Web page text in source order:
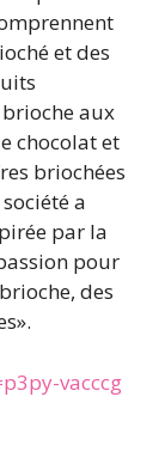
et des
aux
chocolat et
briochées
a
par la
pour
des
vacccg